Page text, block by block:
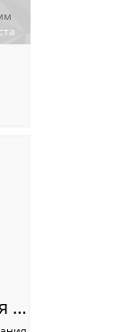
25007-C Стеклянная мозаика Ezarri Mix